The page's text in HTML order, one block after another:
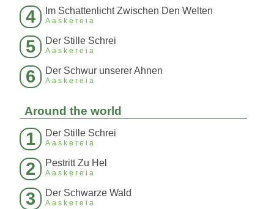
4 Im Schattenlicht Zwischen Den Welten
Aaskereia
5 Der Stille Schrei
Aaskereia
6 Der Schwur unserer Ahnen
Aaskereia
Around the world
1 Der Stille Schrei
Aaskereia
2 Pestritt Zu Hel
Aaskereia
3 Der Schwarze Wald
Aaskereia